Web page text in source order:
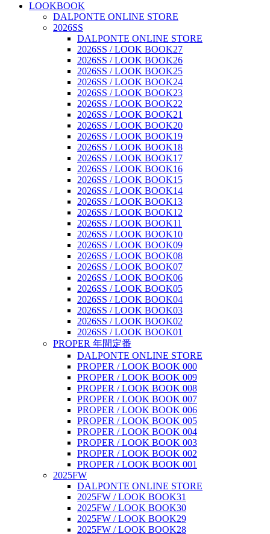
LOOKBOOK
DALPONTE ONLINE STORE
2026SS
DALPONTE ONLINE STORE
2026SS / LOOK BOOK27
2026SS / LOOK BOOK26
2026SS / LOOK BOOK25
2026SS / LOOK BOOK24
2026SS / LOOK BOOK23
2026SS / LOOK BOOK22
2026SS / LOOK BOOK21
2026SS / LOOK BOOK20
2026SS / LOOK BOOK19
2026SS / LOOK BOOK18
2026SS / LOOK BOOK17
2026SS / LOOK BOOK16
2026SS / LOOK BOOK15
2026SS / LOOK BOOK14
2026SS / LOOK BOOK13
2026SS / LOOK BOOK12
2026SS / LOOK BOOK11
2026SS / LOOK BOOK10
2026SS / LOOK BOOK09
2026SS / LOOK BOOK08
2026SS / LOOK BOOK07
2026SS / LOOK BOOK06
2026SS / LOOK BOOK05
2026SS / LOOK BOOK04
2026SS / LOOK BOOK03
2026SS / LOOK BOOK02
2026SS / LOOK BOOK01
PROPER 年間定番
DALPONTE ONLINE STORE
PROPER / LOOK BOOK 000
PROPER / LOOK BOOK 009
PROPER / LOOK BOOK 008
PROPER / LOOK BOOK 007
PROPER / LOOK BOOK 006
PROPER / LOOK BOOK 005
PROPER / LOOK BOOK 004
PROPER / LOOK BOOK 003
PROPER / LOOK BOOK 002
PROPER / LOOK BOOK 001
2025FW
DALPONTE ONLINE STORE
2025FW / LOOK BOOK31
2025FW / LOOK BOOK30
2025FW / LOOK BOOK29
2025FW / LOOK BOOK28